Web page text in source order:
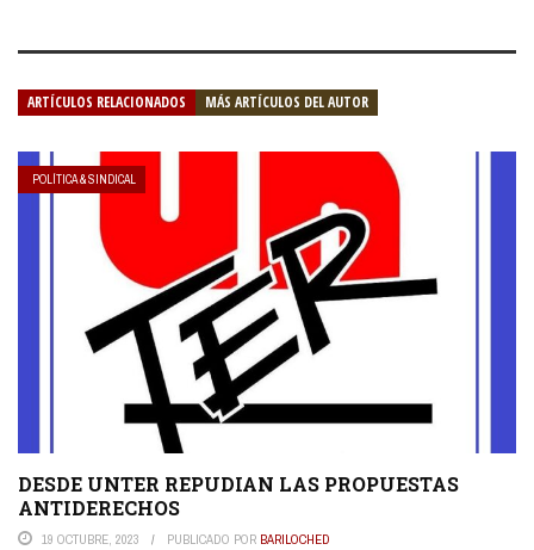
ARTÍCULOS RELACIONADOS MÁS ARTÍCULOS DEL AUTOR
POLÍTICA & SINDICAL
DESDE UNTER REPUDIAN LAS PROPUESTAS
ANTIDERECHOS
19 OCTUBRE, 2023 PUBLICADO POR BARILOCHED